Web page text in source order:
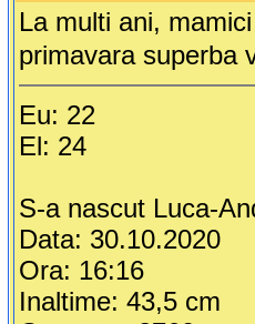
La multi ani,
primavara superba
Eu: 22
El: 24
S-a nascut Luca-
Data: 30.10.2020
Ora: 16:16
Inaltime: 43,5 cm